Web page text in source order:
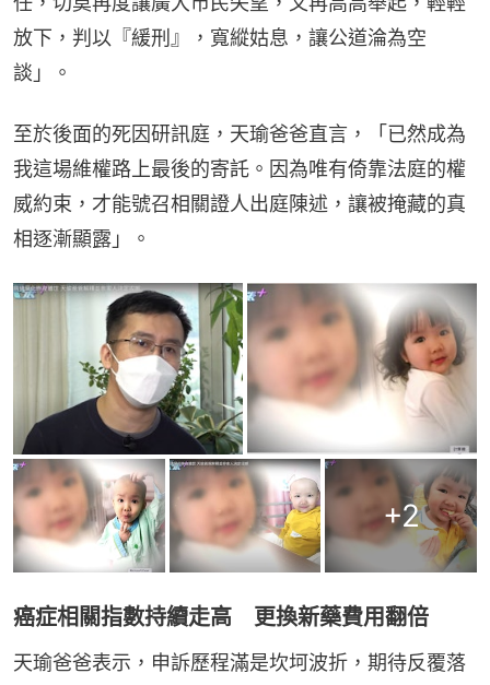
放下，判以『緩刑』，寬縱姑息，讓公道淪為空
談」。
至於後面的死因研訊庭，天瑜爸爸直言，「已然成為
我這場維權路上最後的寄託。因為唯有倚靠法庭的權
威約束，才能號召相關證人出庭陳述，讓被掩藏的真
相逐漸顯露」。
+2
癌症相關指數持續走高 更換新藥費用翻倍
天瑜爸爸表示，申訴歷程滿是坎坷波折，期待反覆落